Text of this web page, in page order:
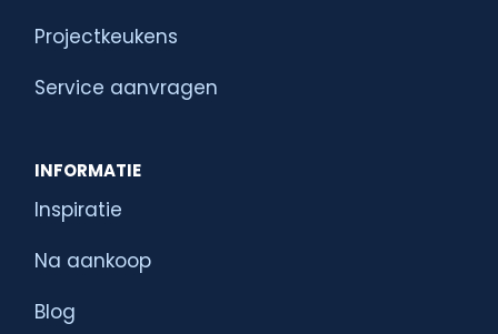
Projectkeukens
Service aanvragen
INFORMATIE
Inspiratie
Na aankoop
Blog